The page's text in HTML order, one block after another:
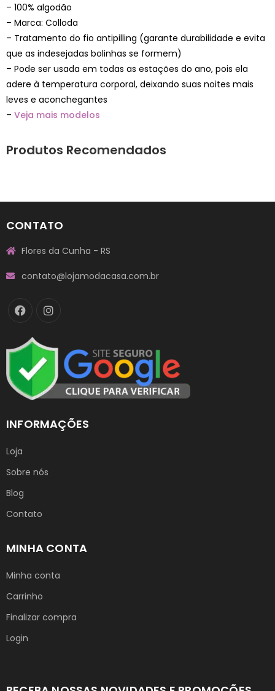
– 100% algodão
– Marca: Colloda
– Tratamento do fio antipilling (garante durabilidade e evita
que as indesejadas bolinhas se formem)
– Pode ser usada em todas as estações do ano, pois ela
adere à temperatura corporal, deixando suas noites mais
leves e aconchegantes
– Veja mais modelos
Produtos Recomendados
CONTATO
Flores da Cunha - RS
contato@lojamodacasa.com.br
INFORMAÇÕES
Loja
Sobre nós
Blog
Contato
MINHA CONTA
Minha conta
Carrinho
Finalizar compra
Login